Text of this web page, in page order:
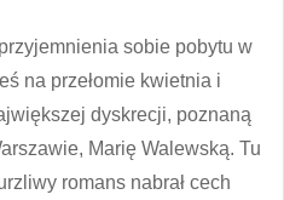
sobie pobytu w
na przełomie kwietnia i
dyskrecji, poznaną
Marię Walewską. Tu
romans nabrał cech